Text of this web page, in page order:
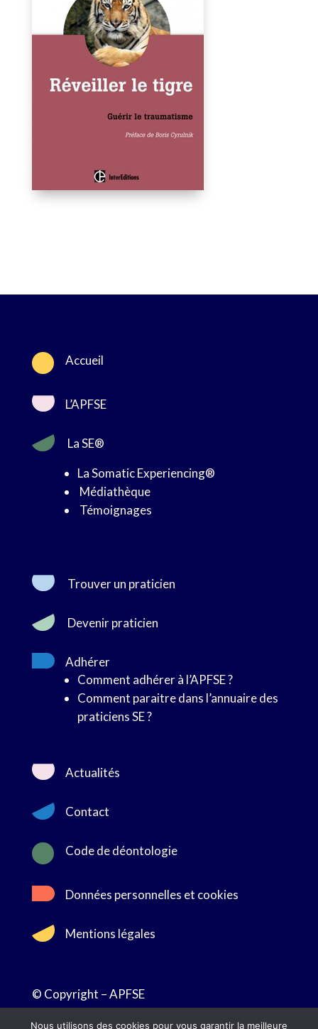
 Accueil
L’APFSE
La SE®
La Somatic Experiencing®
Médiathèque
Témoignages
Trouver un praticien
Devenir praticien
Adhérer
Comment adhérer à l’APFSE ?
Comment paraitre dans l’annuaire des
praticiens SE ?
Actualités
Contact
 Code de déontologie
Données personnelles et cookies
Mentions légales
© Copyright – APFSE
Nous utilisons des cookies pour vous garantir la meilleure